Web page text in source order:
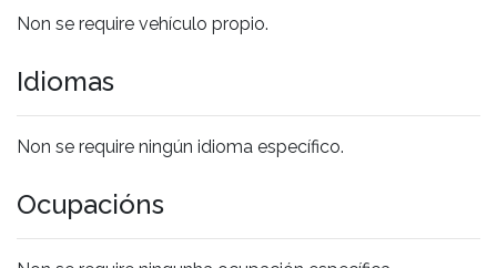
Non se require vehículo propio.
Idiomas
Non se require ningún idioma específico.
Ocupacións